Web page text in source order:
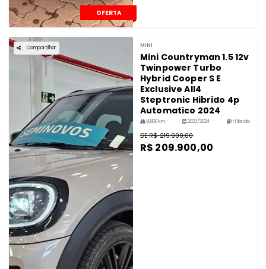
OFERTA
Compartilhar MINI
Mini Countryman 1.5 12v
Twinpower Turbo
Hybrid Cooper S E
Exclusive All4
Steptronic Hibrido 4p
Automatico 2024
9,800 km 2023/2024 Híbrido
DE R$ 219.900,00
R$ 209.900,00